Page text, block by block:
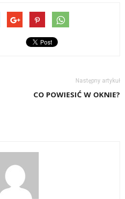
Następny artykuł
CO POWIESIĆ W OKNIE?